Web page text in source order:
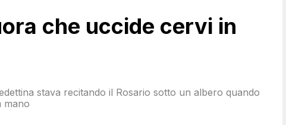
che uccide cervi in
stava recitando il Rosario sotto un albero quando
mano